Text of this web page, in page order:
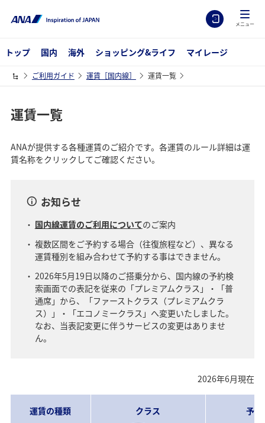
メニュー
トップ 国内 海外 ショッピング&ライフ マイレージ
ご利用ガイド 運賃［国内線］ 運賃一覧
運賃一覧
ANAが提供する各種運賃のご紹介です。各運賃のルール詳細は運
賃名称をクリックしてご確認ください。
お知らせ
国内線運賃のご利用についてのご案内
複数区間をご予約する場合（往復旅程など）、異なる
運賃種別を組み合わせて予約する事はできません。
2026年5月19日以降のご搭乗分から、国内線の予約検
索画面での表記を従来の「プレミアムクラス」・「普
通席」から、「ファーストクラス（プレミアムクラ
ス）」・「エコノミークラス」へ変更いたしました。
なお、当表記変更に伴うサービスの変更はありませ
ん。
2026年6月現在
運賃の種類 クラス 予